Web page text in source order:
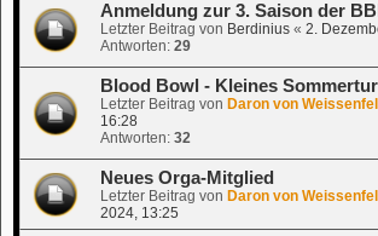
Anmeldung zur 3. Saison der
Letzter Beitrag von Berdinius « 2.
Antworten: 29
Blood Bowl - Kleines
Letzter Beitrag von Daron von
16:28
Antworten: 32
Neues Orga-Mitglied
Letzter Beitrag von Daron von
2024, 13:25